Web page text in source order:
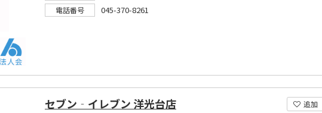
電話番号 045-370-8261
追加
セブン‐イレブン 洋光台店